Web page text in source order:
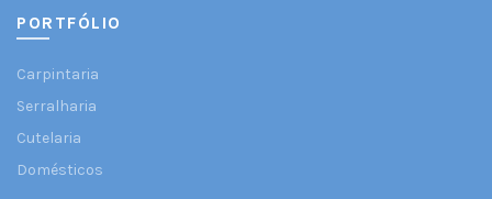
PORTFÓLIO
Carpintaria
Serralharia
Cutelaria
Domésticos